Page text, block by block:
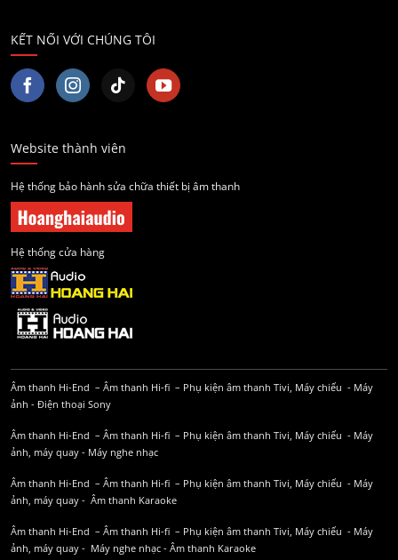
KẾT NỐI VỚI CHÚNG TÔI
Website thành viên
Hệ thống bảo hành sửa chữa thiết bị âm thanh
Hệ thống cửa hàng
Âm thanh Hi-End – Âm thanh Hi-fi – Phụ kiện âm thanh Tivi, Máy chiếu - Máy
ảnh - Điện thoại Sony
Âm thanh Hi-End – Âm thanh Hi-fi – Phụ kiện âm thanh Tivi, Máy chiếu - Máy
ảnh, máy quay - Máy nghe nhạc
Âm thanh Hi-End – Âm thanh Hi-fi – Phụ kiện âm thanh Tivi, Máy chiếu - Máy
ảnh, máy quay - Âm thanh Karaoke
Âm thanh Hi-End – Âm thanh Hi-fi – Phụ kiện âm thanh Tivi, Máy chiếu - Máy
ảnh, máy quay - Máy nghe nhạc - Âm thanh Karaoke